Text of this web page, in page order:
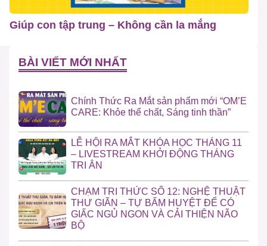
Giúp con tập trung – Không cần la mắng
BÀI VIẾT MỚI NHẤT
Chính Thức Ra Mắt sản phẩm mới “OM’E
CARE: Khỏe thể chất, Sáng tinh thần”
LỄ HỘI RA MẮT KHÓA HỌC THÁNG 11
– LIVESTREAM KHỞI ĐỘNG THÁNG
TRI ÂN
CHẠM TRI THỨC SỐ 12: NGHỆ THUẬT
THƯ GIÃN – TỰ BẤM HUYỆT ĐỂ CÓ
GIẤC NGỦ NGON VÀ CẢI THIỆN NÃO
BỘ